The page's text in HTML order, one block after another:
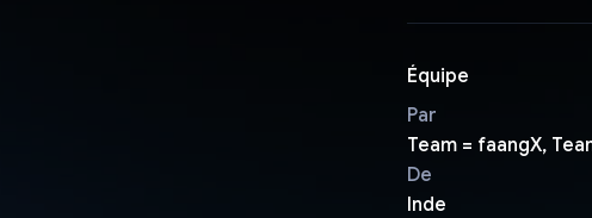
Équipe
Par
Team = faangX,
De
Inde